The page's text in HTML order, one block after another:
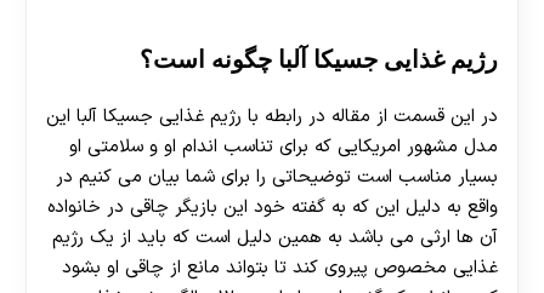
رژیم غذایی جسیکا آلبا چگونه است؟
در این قسمت از مقاله در رابطه با رژیم غذایی جسیکا آلبا این
مدل مشهور امریکایی که برای تناسب اندام او و سلامتی او
بسیار مناسب است توضیحاتی را برای شما بیان می کنیم در
واقع به دلیل این که به گفته خود این بازیگر چاقی در خانواده
آن ها ارثی می باشد به همین دلیل است که باید از یک رژیم
غذایی مخصوص پیروی کند تا بتواند مانع از چاقی او بشود